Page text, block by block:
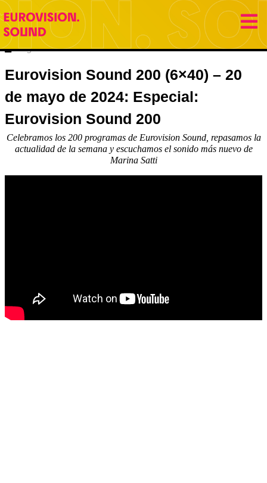
Eurovision Sound
20 mayo 2024
Hugo Carabaña Menéndez
Eurovision Sound 200 (6×40) – 20
de mayo de 2024: Especial:
Eurovision Sound 200
Celebramos los 200 programas de Eurovision Sound, repasamos la
actualidad de la semana y escuchamos el sonido más nuevo de
Marina Satti